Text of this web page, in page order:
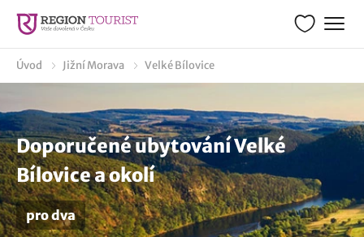
Úvod Jižní Morava Velké Bílovice
Doporučené ubytování Velké
Bílovice a okolí
pro dva